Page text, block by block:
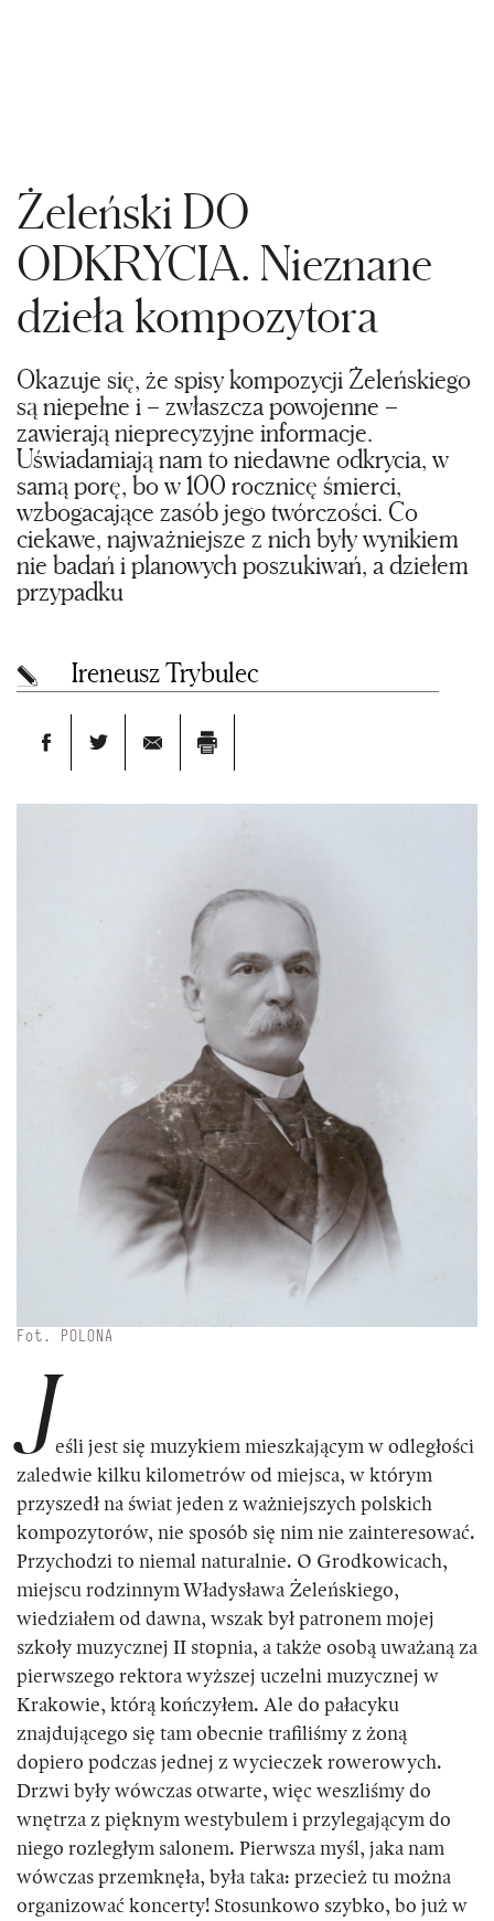
Żeleński DO
ODKRYCIA. Nieznane
dzieła kompozytora
Okazuje się, że spisy kompozycji Żeleńskiego
są niepełne i – zwłaszcza powojenne –
zawierają nieprecyzyjne informacje.
Uświadamiają nam to niedawne odkrycia, w
samą porę, bo w 100 rocznicę śmierci,
wzbogacające zasób jego twórczości. Co
ciekawe, najważniejsze z nich były wynikiem
nie badań i planowych poszukiwań, a dziełem
przypadku
Ireneusz Trybulec
Fot. POLONA
Jeśli jest się muzykiem mieszkającym w odległości
zaledwie kilku kilometrów od miejsca, w którym
przyszedł na świat jeden z ważniejszych polskich
kompozytorów, nie sposób się nim nie zainteresować.
Przychodzi to niemal naturalnie. O Grodkowicach,
miejscu rodzinnym Władysława Żeleńskiego,
wiedziałem od dawna, wszak był patronem mojej
szkoły muzycznej II stopnia, a także osobą uważaną za
pierwszego rektora wyższej uczelni muzycznej w
Krakowie, którą kończyłem. Ale do pałacyku
znajdującego się tam obecnie trafiliśmy z żoną
dopiero podczas jednej z wycieczek rowerowych.
Drzwi były wówczas otwarte, więc weszliśmy do
wnętrza z pięknym westybulem i przylegającym do
niego rozległym salonem. Pierwsza myśl, jaka nam
wówczas przemknęła, była taka: przecież tu można
organizować koncerty! Stosunkowo szybko, bo już w